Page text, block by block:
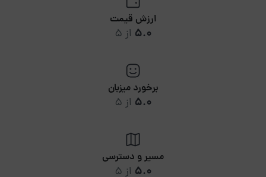
ارزش قیمت
5.0 از 5
برخورد میزبان
5.0 از 5
مسیر و دسترسی
5.0 از 5